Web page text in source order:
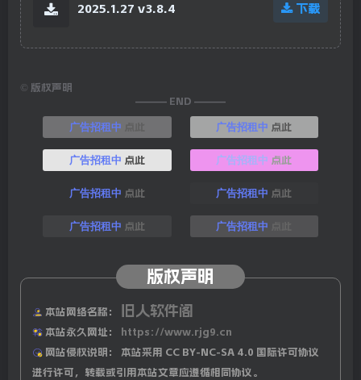
2025.1.27 v3.8.4 下载
© 版权声明
——— END ———
广告招租中 广告招租中 点此
广告招租中 点此 广告招租中 点此
广告招租中 点此 广告招租中 点此
广告招租中 点此 广告招租中
版权声明
本站网络名称： 旧人软件阁
本站永久网址：
https://www.rjg9.cn
网站侵权说明：
本站采用 CC BY-NC-SA 4.0 国际许可协议
进行许可，转载或引用本站文章应遵循相同协议。